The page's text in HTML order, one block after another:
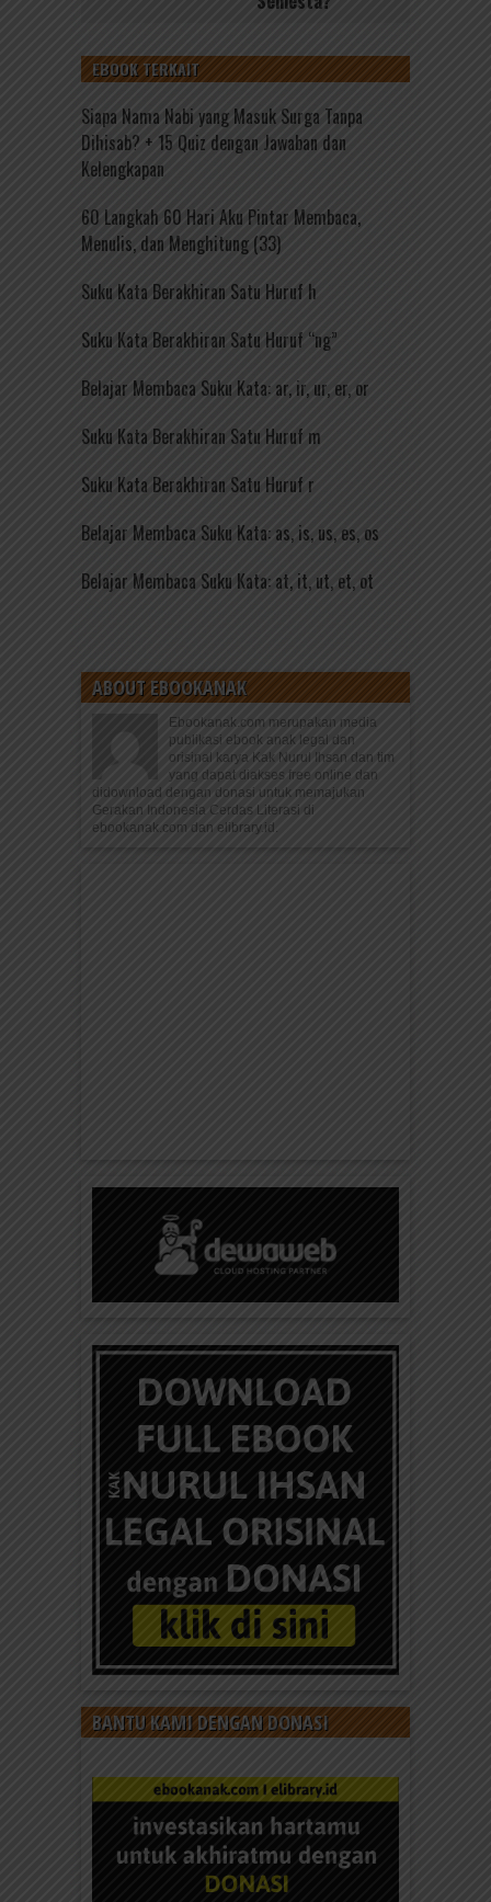
EBOOK TERKAIT
Siapa Nama Nabi yang Masuk Surga Tanpa
Dihisab? + 15 Quiz dengan Jawaban dan
Kelengkapan
60 Langkah 60 Hari Aku Pintar Membaca,
Menulis, dan Menghitung (33)
Suku Kata Berakhiran Satu Huruf h
Suku Kata Berakhiran Satu Huruf “ng”
Belajar Membaca Suku Kata: ar, ir, ur, er, or
Suku Kata Berakhiran Satu Huruf m
Suku Kata Berakhiran Satu Huruf r
Belajar Membaca Suku Kata: as, is, us, es, os
Belajar Membaca Suku Kata: at, it, ut, et, ot
ABOUT EBOOKANAK
Ebookanak.com merupakan media
publikasi ebook anak legal dan
orisinal karya Kak Nurul Ihsan dan tim
yang dapat diakses free online dan
didownload dengan donasi untuk memajukan
Gerakan Indonesia Cerdas Literasi di
ebookanak.com dan elibrary.id.
BANTU KAMI DENGAN DONASI